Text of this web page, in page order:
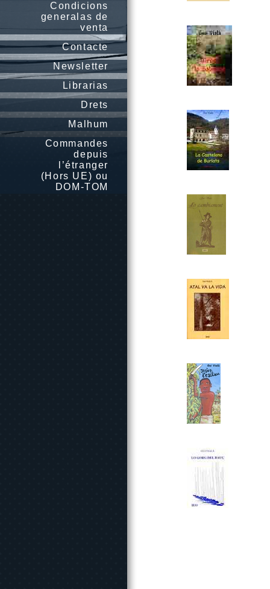
Condicions
generalas de
venta
Contacte
Newsletter
Librarias
Drets
Malhum
Commandes
depuis
l’étranger
(Hors UE) ou
DOM-TOM